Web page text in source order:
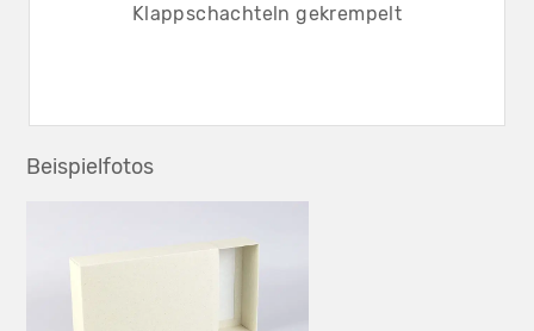
Klappschachteln gekrempelt
Beispielfotos